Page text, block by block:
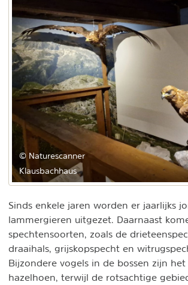
© Naturescanner
Klausbachhaus
Sinds enkele jaren worden er jaarlijks
lammergieren uitgezet. Daarnaast
spechtensoorten, zoals de
draaihals, grijskopspecht en
Bijzondere vogels in de bossen zijn
hazelhoen, terwijl de rotsachtige